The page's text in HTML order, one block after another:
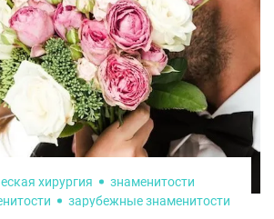
хирургия
знаменитости
зарубежные знаменитости